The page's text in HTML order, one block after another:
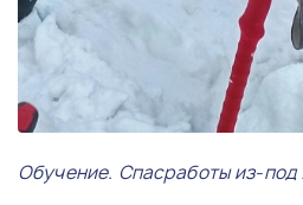
Обучение. Спасработы из-под